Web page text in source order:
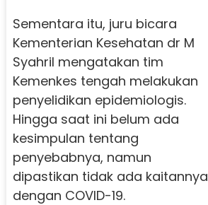
Sementara itu, juru bicara
Kementerian Kesehatan dr M
Syahril mengatakan tim
Kemenkes tengah melakukan
penyelidikan epidemiologis.
Hingga saat ini belum ada
kesimpulan tentang
penyebabnya, namun
dipastikan tidak ada kaitannya
dengan COVID-19.